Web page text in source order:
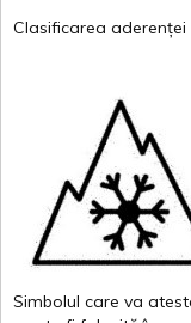
Clasificarea aderenței
Simbolul care va